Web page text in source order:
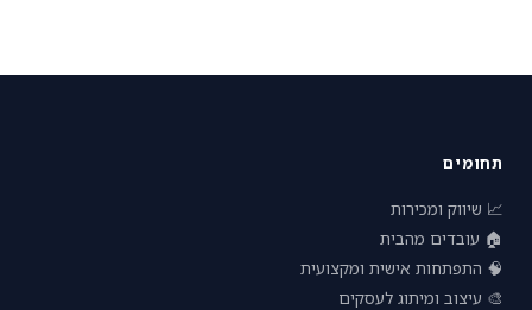
תחומים
📈 שיווק ומכירות
🏠 עובדים מהבית
🧠 התפתחות אישית ומקצועית
🎨 עיצוב ומיתוג לעסקים